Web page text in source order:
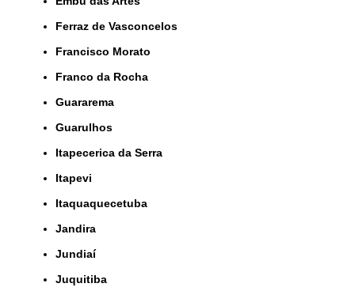
Ferraz de Vasconcelos
Francisco Morato
Franco da Rocha
Guararema
Guarulhos
Itapecerica da Serra
Itapevi
Itaquaquecetuba
Jandira
Jundiaí
Juquitiba